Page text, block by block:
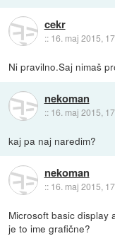
cekr
:: 16. maj 2015,
Ni pravilno.Saj nimaš
nekoman
:: 16. maj 2015,
kaj pa naj naredim?
nekoman
:: 16. maj 2015,
Microsoft basic display
je to ime grafične?